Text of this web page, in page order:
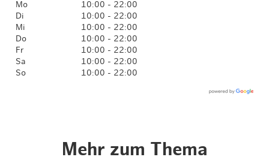
Mo
10:00 - 22:00
Di
10:00 - 22:00
Mi
10:00 - 22:00
Do
10:00 - 22:00
Fr
10:00 - 22:00
Sa
10:00 - 22:00
So
10:00 - 22:00
Mehr zum Thema